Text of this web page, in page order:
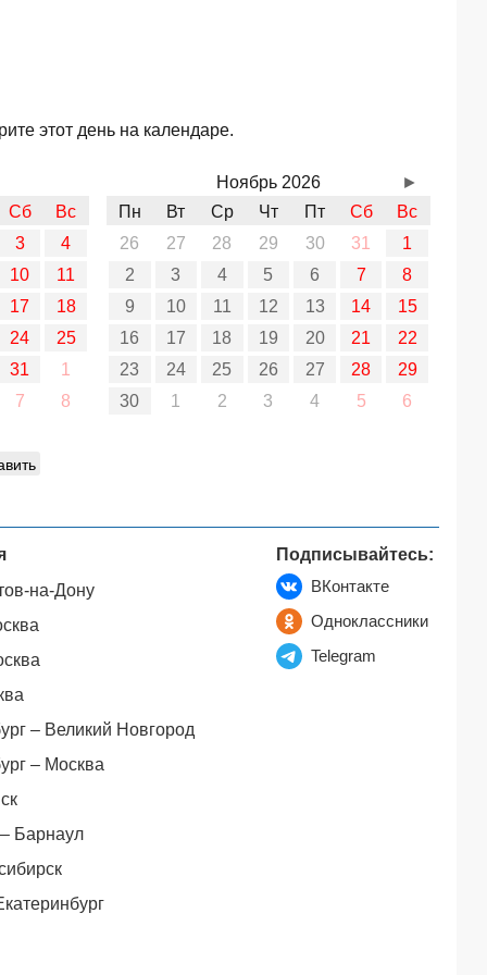
этот день на календаре.
Сб
Вс
3
4
10
11
17
18
24
25
31
1
7
8
Ноябрь 2026
Пн
Вт Ср Чт Пт Сб
Вс
26
27 28 29 30 31
1
2
3 4 5 6 7
8
9
10 11 12 13 14
15
16
17 18 19 20 21
22
23
24 25 26 27 28
29
30
1 2 3 4 5 6
►
на-Дону
– Великий Новгород
– Москва
Барнаул
Подписывайтесь:
ВКонтакте
Одноклассники
Telegram